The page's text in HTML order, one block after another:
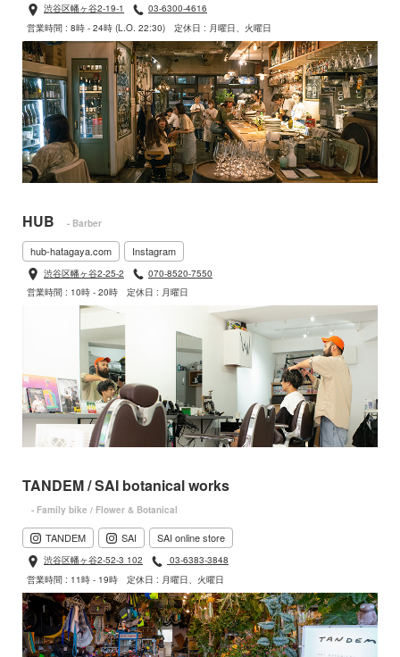
渋谷区幡ヶ谷2-19-1
03-6300-4616
営業時間 : 8時 - 24時 (L.O. 22:30)
定休日 : 月曜日、火曜日
HUB - Barber
hub-hatagaya.com Instagram
渋谷区幡ヶ谷2-25-2
070-8520-7550
営業時間 : 10時 - 20時
定休日 : 月曜日
TANDEM / SAI botanical works
- Family bike / Flower & Botanical
TANDEM SAI SAI online store
渋谷区幡ヶ谷2-52-3 102
03-6383-3848
営業時間 : 11時 - 19時
定休日 : 月曜日、火曜日